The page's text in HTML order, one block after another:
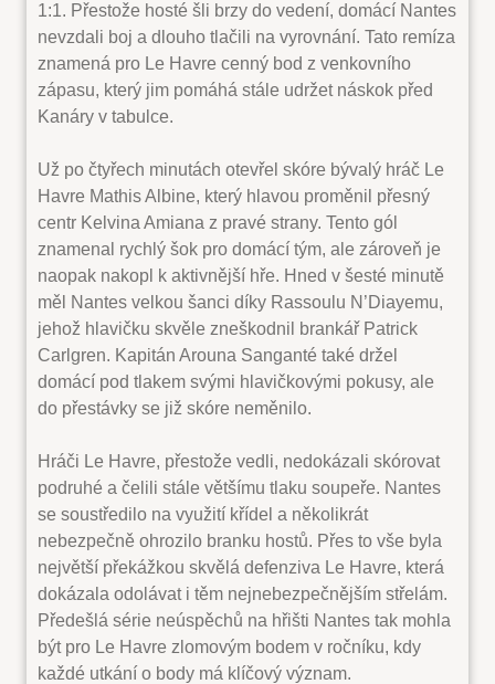
1:1. Přestože hosté šli brzy do vedení, domácí Nantes
nevzdali boj a dlouho tlačili na vyrovnání. Tato remíza
znamená pro Le Havre cenný bod z venkovního
zápasu, který jim pomáhá stále udržet náskok před
Kanáry v tabulce.
Už po čtyřech minutách otevřel skóre bývalý hráč Le
Havre Mathis Albine, který hlavou proměnil přesný
centr Kelvina Amiana z pravé strany. Tento gól
znamenal rychlý šok pro domácí tým, ale zároveň je
naopak nakopl k aktivnější hře. Hned v šesté minutě
měl Nantes velkou šanci díky Rassoulu N’Diayemu,
jehož hlavičku skvěle zneškodnil brankář Patrick
Carlgren. Kapitán Arouna Sanganté také držel
domácí pod tlakem svými hlavičkovými pokusy, ale
do přestávky se již skóre neměnilo.
Hráči Le Havre, přestože vedli, nedokázali skórovat
podruhé a čelili stále většímu tlaku soupeře. Nantes
se soustředilo na využití křídel a několikrát
nebezpečně ohrozilo branku hostů. Přes to vše byla
největší překážkou skvělá defenziva Le Havre, která
dokázala odolávat i těm nejnebezpečnějším střelám.
Předešlá série neúspěchů na hřišti Nantes tak mohla
být pro Le Havre zlomovým bodem v ročníku, kdy
každé utkání o body má klíčový význam.